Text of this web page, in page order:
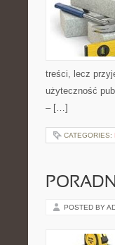
treści, lecz
użyteczność
– […]
CATEGORIES:
POSTED BY